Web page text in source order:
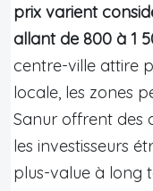
prix varient
allant de 800 à 1
centre-ville attire
locale, les zones
Sanur offrent des
les investisseurs
plus-value à long